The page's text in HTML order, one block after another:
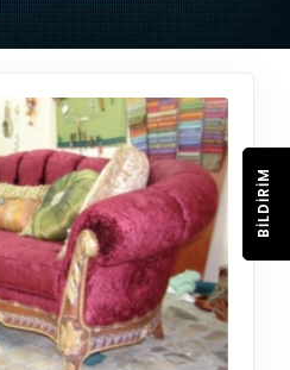
BILDIRIM